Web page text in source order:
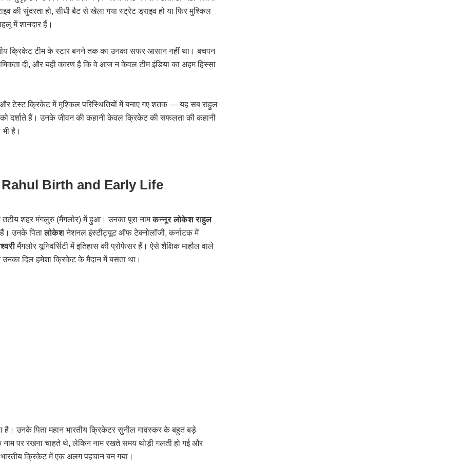
की सुंदरता हो, सीधी बैट से खेला गया स्ट्रेट ड्राइव हो या फिर मुश्किल
में शानदार हैं।
क्रिकेट टीम के स्टार बनने तक का उनका सफर आसान नहीं था। बचपन
दी, और यही कारण है कि वे आज न केवल टीम इंडिया का अहम हिस्सा
टेस्ट क्रिकेट में मुश्किल परिस्थितियों में बनाए गए शतक — यह सब राहुल
दर्शाते हैं। उनके जीवन की कहानी केवल क्रिकेट की सफलता की कहानी
है।
Rahul Birth and Early Life
तटीय शहर मंगलुरु (मैंगलोर) में हुआ। उनका पूरा नामकन्नूर लोकेश राहुल
हैं। उनके पितालोकेशनेशनल इंस्टीट्यूट ऑफ टेक्नोलॉजी, कर्नाटक में
मैंगलोर यूनिवर्सिटी में इतिहास की प्रोफेसर हैं। ऐसे शैक्षिक माहौल वाले
दिल हमेशा क्रिकेट के मैदान में बसता था।
उनके पिता महान भारतीय क्रिकेटर सुनील गावस्कर के बहुत बड़े
पर रखना चाहते थे, लेकिन नाम रखते समय थोड़ी गलती हो गई और
क्रिकेट में एक अलग पहचान बन गया।